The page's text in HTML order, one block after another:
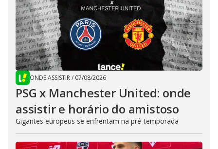
ONDE ASSISTIR/ 07/08/2026
PSG x Manchester United: onde
assistir e horário do amistoso
Gigantes europeus se enfrentam na pré-temporada